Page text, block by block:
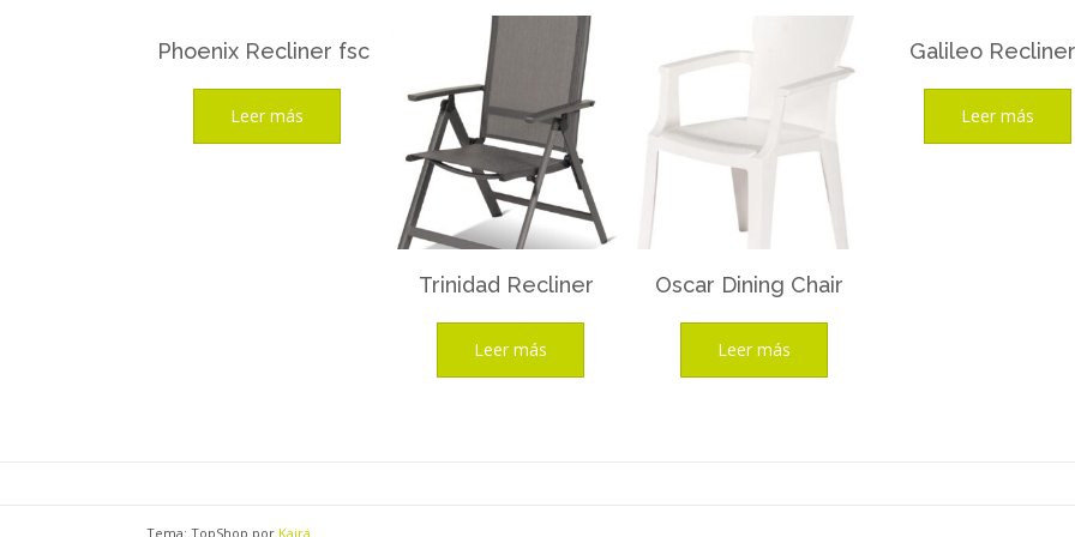
Phoenix Recliner fsc
Leer más
Trinidad Recliner
Leer más
Oscar Dining Chair
Leer más
Galileo Recliner
Leer más
Tema: TopShop por Kaira